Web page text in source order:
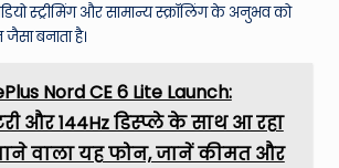
स्ट्रीमिंग और सामान्य स्क्रॉलिंग के अनुभव को
बनाता है।
Nord CE 6 Lite Launch:
और 144Hz डिस्प्ले के साथ आ रहा
वाला यह फोन, जानें कीमत और